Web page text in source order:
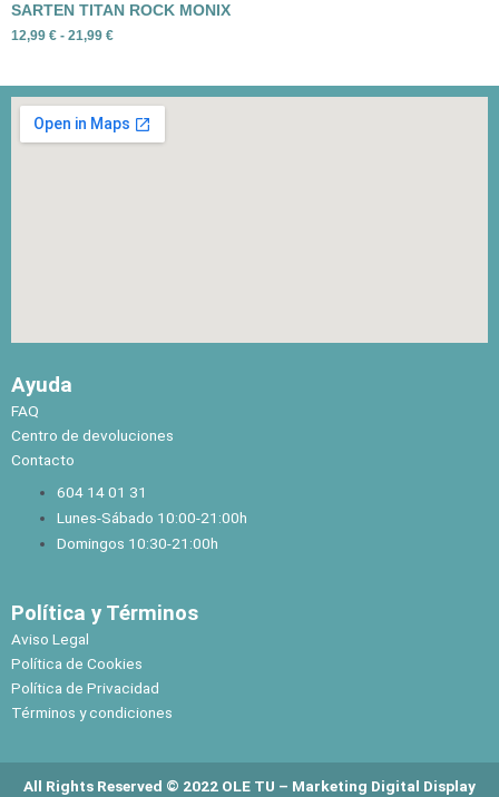
SARTEN TITAN ROCK MONIX
12,99 € - 21,99 €
12,99 €
hasta
Ayuda
FAQ
Centro de devoluciones
Contacto
604 14 01 31
Lunes-Sábado 10:00-21:00h
Domingos 10:30-21:00h
Política y Términos
Aviso Legal
Política de Cookies
Política de Privacidad
Términos y condiciones
All Rights Reserved © 2022 OLE TU – Marketing Digital Display